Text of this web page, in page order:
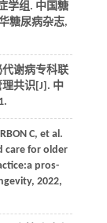
学组. 中国糖
糖尿病杂志,
谢病专科联
共识[J]. 中
C, et al.
care for older
pros-
, 2022,